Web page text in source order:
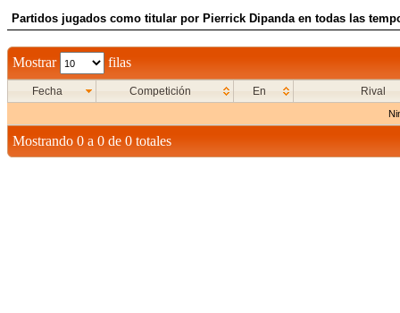
Partidos jugados como titular por Pierrick Dipanda en todas las
Mostrar filas
Fecha Competición En Rival
Mostrando 0 a 0 de 0 totales